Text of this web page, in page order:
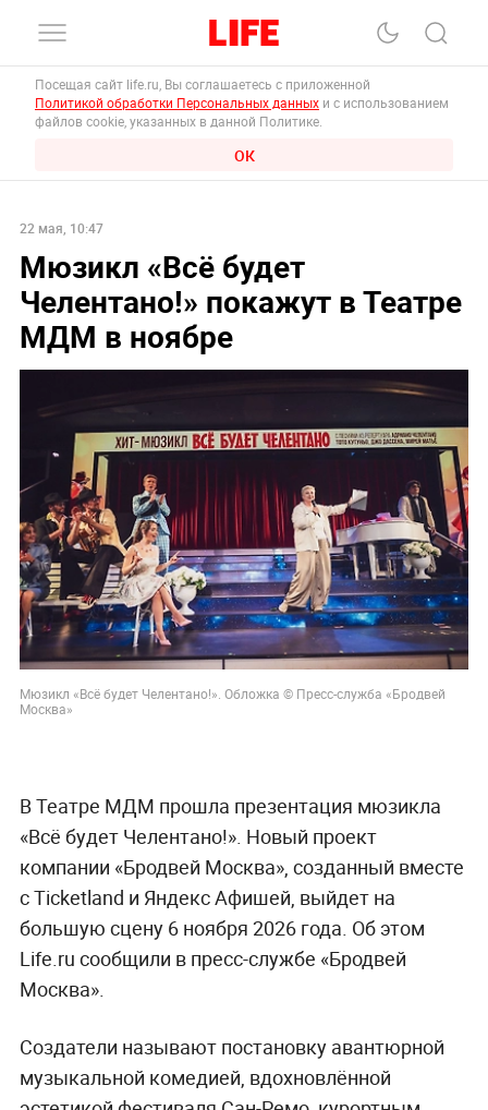
Посещая сайт life.ru, Вы соглашаетесь с приложенной
Политикой обработки Персональных данных и с использованием
файлов cookie, указанных в данной Политике.
ОК
22 мая, 10:47
Мюзикл «Всё будет
Челентано!» покажут в Театре
МДМ в ноябре
Мюзикл «Всё будет Челентано!». Обложка © Пресс-служба «Бродвей
Москва»
В Театре МДМ прошла презентация мюзикла
«Всё будет Челентано!». Новый проект
компании «Бродвей Москва», созданный вместе
с Ticketland и Яндекс Афишей, выйдет на
большую сцену 6 ноября 2026 года. Об этом
Life.ru сообщили в пресс-службе «Бродвей
Москва».
Создатели называют постановку авантюрной
музыкальной комедией, вдохновлённой